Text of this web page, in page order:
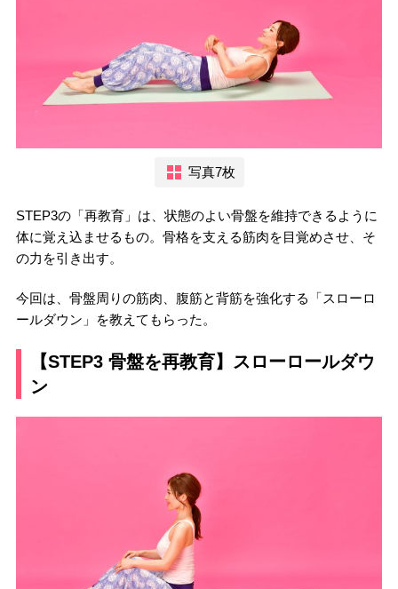
写真7枚
STEP3の「再教育」は、状態のよい骨盤を維持できるように
体に覚え込ませるもの。骨格を支える筋肉を目覚めさせ、そ
の力を引き出す。
今回は、骨盤周りの筋肉、腹筋と背筋を強化する「スローロ
ールダウン」を教えてもらった。
【STEP3 骨盤を再教育】スローロールダウ
ン